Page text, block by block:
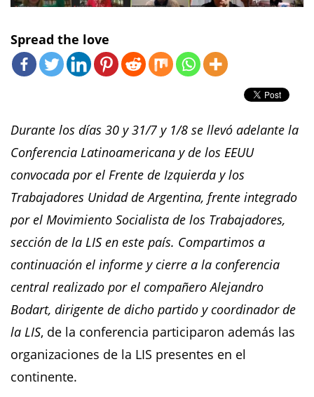
Spread the love
Durante los días 30 y 31/7 y 1/8 se llevó adelante la
Conferencia Latinoamericana y de los EEUU
convocada por el Frente de Izquierda y los
Trabajadores Unidad de Argentina, frente integrado
por el Movimiento Socialista de los Trabajadores,
sección de la LIS en este país. Compartimos a
continuación el informe y cierre a la conferencia
central realizado por el compañero Alejandro
Bodart, dirigente de dicho partido y coordinador de
la LIS, de la conferencia participaron además las
organizaciones de la LIS presentes en el
continente.